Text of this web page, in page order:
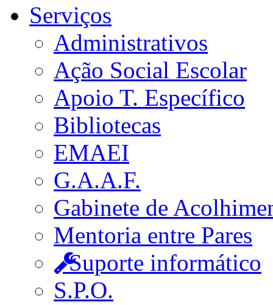
Serviços
Administrativos
Ação Social Escolar
Apoio T. Específico
Bibliotecas
EMAEI
G.A.A.F.
Gabinete de
Mentoria entre Pares
Suporte informático
S.P.O.